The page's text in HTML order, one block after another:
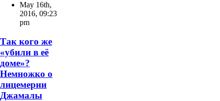
May 16th,
2016, 09:23
pm
Так кого же
«убили в её
доме»?
Немножко о
лицемерии
Джамалы